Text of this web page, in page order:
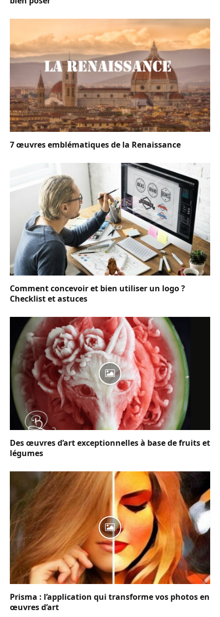
7 œuvres emblématiques de la Renaissance
Comment concevoir et bien utiliser un logo ?
Checklist et astuces
Des œuvres d’art exceptionnelles à base de fruits et
légumes
Prisma : l’application qui transforme vos photos en
œuvres d’art